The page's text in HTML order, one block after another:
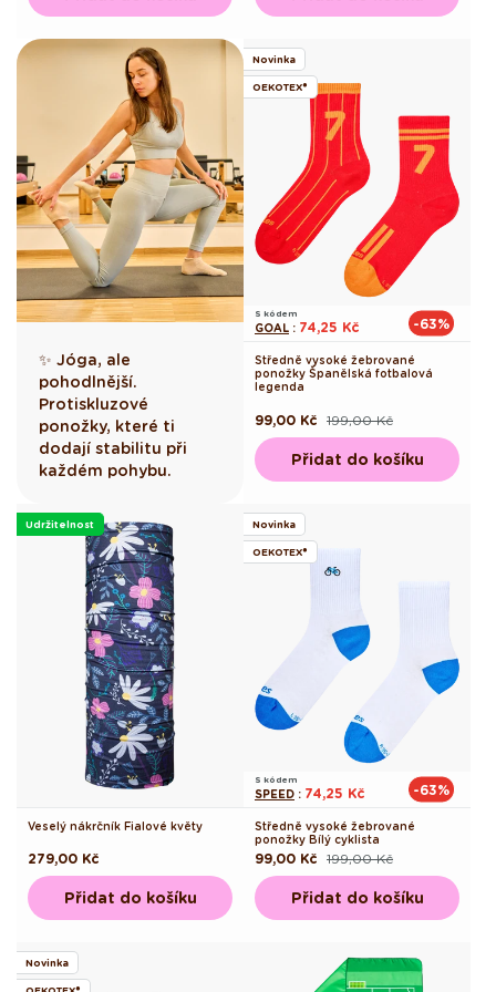
✨ Jóga, ale
pohodlnější.
Protiskluzové
ponožky, které ti
dodají stabilitu při
každém pohybu.
Novinka
OEKOTEX®
S kódem
GOAL : 74,25 Kč -63%
Středně vysoké žebrované
ponožky Španělská fotbalová
legenda
Běžná
cena
199,00 Kč
Výprodejová
cena
99,00 Kč
Přidat do košíku
Udržitelnost
Veselý nákrčník Fialové květy
Běžná
cena
279,00 Kč
Přidat do košíku
Novinka
OEKOTEX®
S kódem
SPEED : 74,25 Kč -63%
Středně vysoké žebrované
ponožky Bílý cyklista
Běžná
cena
199,00 Kč
Výprodejová
cena
99,00 Kč
Přidat do košíku
Novinka